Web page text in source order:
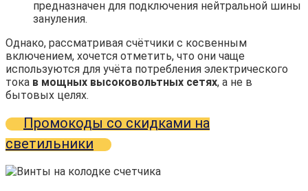
предназначен для подключения нейтральной шины
зануления.
Однако, рассматривая счётчики с косвенным
включением, хочется отметить, что они чаще
используются для учёта потребления электрического
тока в мощных высоковольтных сетях, а не в
бытовых целях.
Промокоды со скидками на
светильники